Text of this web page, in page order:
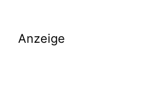
Anzeige